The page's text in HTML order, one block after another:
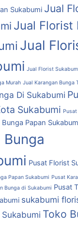
Sukabumi Jual
Jual Florist
Jual
Jual Florist
Murah Jual Karangan Bunga
Di Sukabumi
Sukabumi
Bunga Papan
Pusat Florist
Papan Sukabumi Pusat
Bunga di Sukabumi Pusat
sukabumi
Toko